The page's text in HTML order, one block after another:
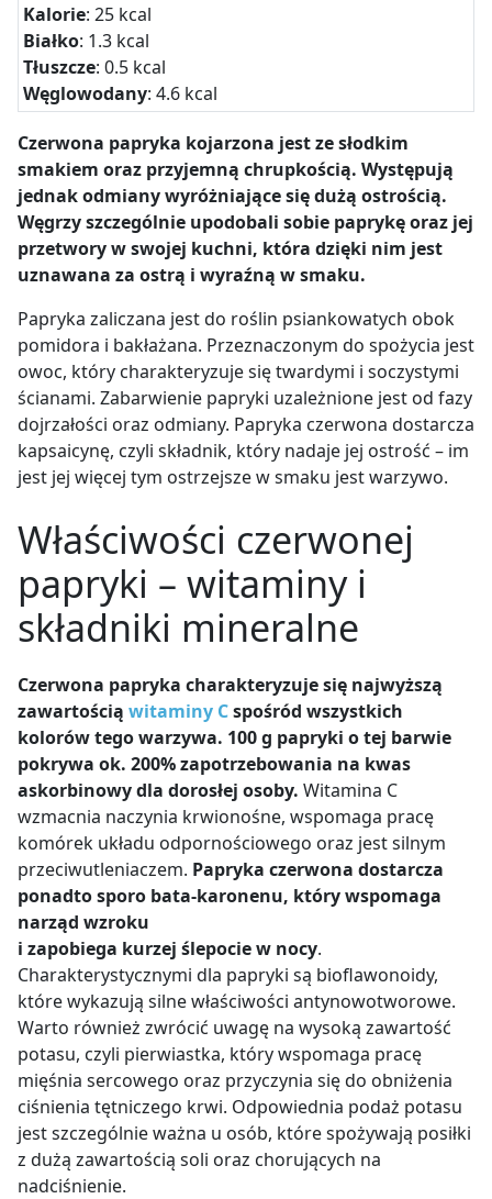
Kalorie: 25 kcal
Białko: 1.3 kcal
Tłuszcze: 0.5 kcal
Węglowodany: 4.6 kcal
Czerwona papryka kojarzona jest ze słodkim
smakiem oraz przyjemną chrupkością. Występują
jednak odmiany wyróżniające się dużą ostrością.
Węgrzy szczególnie upodobali sobie paprykę oraz jej
przetwory w swojej kuchni, która dzięki nim jest
uznawana za ostrą i wyraźną w smaku.
Papryka zaliczana jest do roślin psiankowatych obok
pomidora i bakłażana. Przeznaczonym do spożycia jest
owoc, który charakteryzuje się twardymi i soczystymi
ścianami. Zabarwienie papryki uzależnione jest od fazy
dojrzałości oraz odmiany. Papryka czerwona dostarcza
kapsaicynę, czyli składnik, który nadaje jej ostrość – im
jest jej więcej tym ostrzejsze w smaku jest warzywo.
Właściwości czerwonej
papryki – witaminy i
składniki mineralne
Czerwona papryka charakteryzuje się najwyższą
zawartością witaminy Cspośród wszystkich
kolorów tego warzywa. 100 g papryki o tej barwie
pokrywa ok. 200% zapotrzebowania na kwas
askorbinowy dla dorosłej osoby. Witamina C
wzmacnia naczynia krwionośne, wspomaga pracę
komórek układu odpornościowego oraz jest silnym
przeciwutleniaczem. Papryka czerwona dostarcza
ponadto sporo bata-karonenu, który wspomaga
narząd wzroku
i zapobiega kurzej ślepocie w nocy.
Charakterystycznymi dla papryki są bioflawonoidy,
które wykazują silne właściwości antynowotworowe.
Warto również zwrócić uwagę na wysoką zawartość
potasu, czyli pierwiastka, który wspomaga pracę
mięśnia sercowego oraz przyczynia się do obniżenia
ciśnienia tętniczego krwi. Odpowiednia podaż potasu
jest szczególnie ważna u osób, które spożywają posiłki
z dużą zawartością soli oraz chorujących na
nadciśnienie.